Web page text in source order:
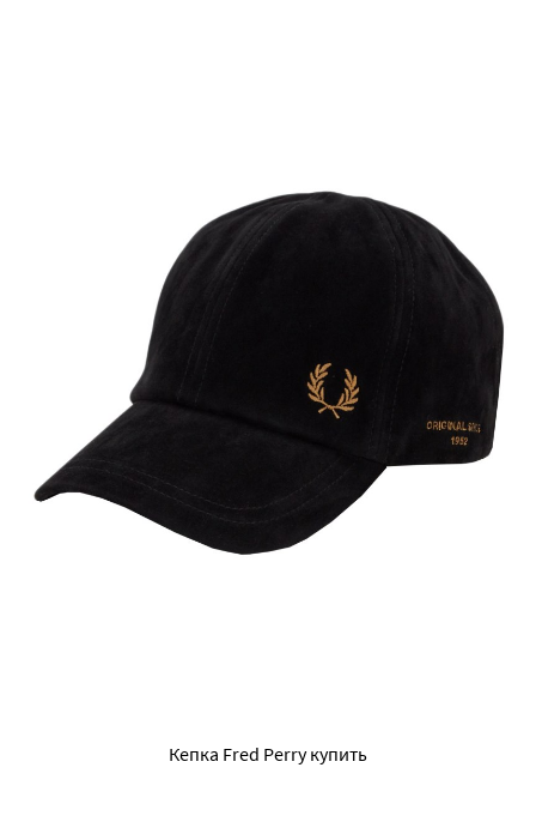
Кепка Fred Perry купить